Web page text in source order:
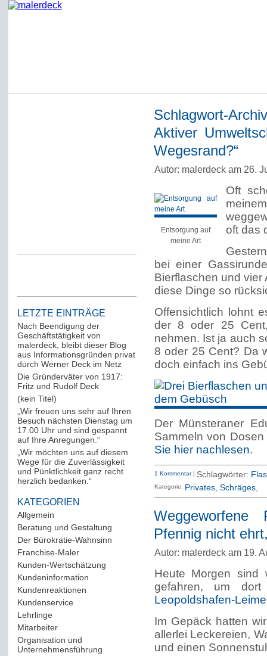
LETZTE EINTRÄGE
Nach Beendigung der
Geschäftstätigkeit von
malerdeck, bleibt dieser Blog
aus Informationsgründen privat
durch Werner Deck im Netz
Die Gründerväter von 1917:
Fritz und Rudolf Deck
(kein Titel)
„Wir freuen uns sehr auf Ihren
Besuch nächsten Dienstag um
17.00 Uhr und sind gespannt
auf Ihre Anregungen.“
„Wir möchten uns auf diesem
Wege für die Zuverlässigkeit
und Pünktlichkeit ganz recht
herzlich bedanken.“
KATEGORIEN
Allgemein
Beratung und Gestaltung
Der Bürokratie-Wahnsinn
Franchise-Maler(42)
Kunden-Wertschätzung
Kundeninformation
Kundenreaktionen
Kundenservice(178)
Lehrlinge(54)
Mitarbeiter(163)
Organisation und
Unternehmensführung
Schlagwort-
Aktiver
Wegesrand?“
Autor: malerdeck am 26.
Entsorgung auf
meine Art
Oft
oft das
bei einer
Bierflaschen und vier
diese Dinge so
Offensichtlich lohnt
der 8 oder 25
nehmen. Ist ja auch
8 oder 25 Cent? Da
doch einfach ins
Der Münsteraner
Sammeln von
Sie hier nachlesen.
1 Kommentar| Schlagwörter:
Kategorie: Privates Schräges
Pfennig nicht
Autor: malerdeck am 19.
Heute Morgen sind
gefahren, um
Leopoldshafen-
Im Gepäck hatten
allerlei Leckereien,
und einen